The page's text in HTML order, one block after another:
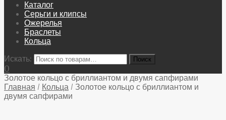
Каталог
Серьги и клипсы
Ожерелья
Браслеты
Кольца
Искать:
0
Золотое кольцо с бриллиантом и двумя сапфирами
Главная / Кольца / Золотое кольцо с бриллиантом и
двумя сапфирами